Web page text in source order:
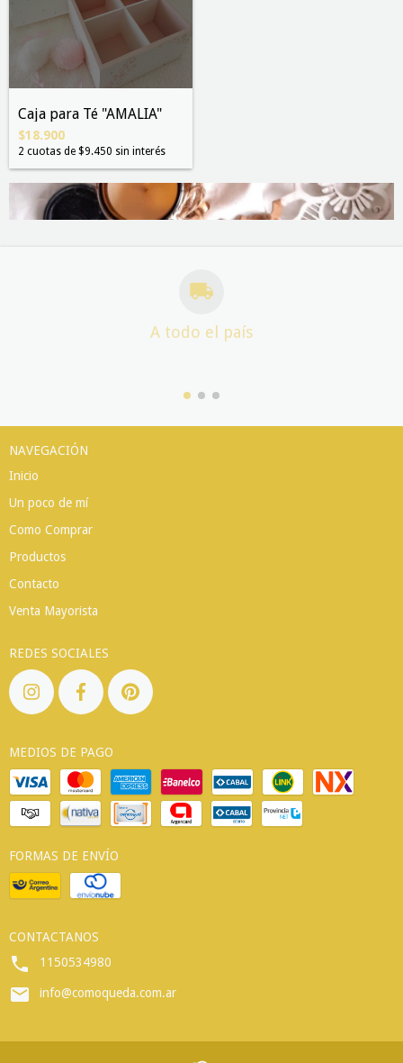
Caja para Té "AMALIA"
$18.900
2 cuotas de $9.450 sin interés
A todo el país
NAVEGACIÓN
Inicio
Un poco de mí
Como Comprar
Productos
Contacto
Venta Mayorista
REDES SOCIALES
MEDIOS DE PAGO
FORMAS DE ENVÍO
CONTACTANOS
1150534980
info@comoqueda.com.ar